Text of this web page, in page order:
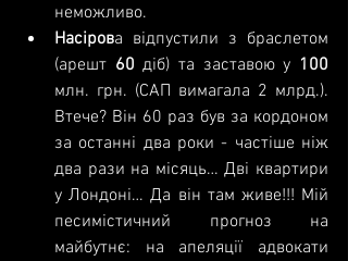
неможливо.
Насірова відпустили з браслетом
(арешт 60 діб) та заставою у
млн. грн. (САП вимагала 2 млрд.).
Втече? Він 60 раз був за кордоном
за останні два роки - частіше ніж
два рази на місяць… Дві квартири
у Лондоні… Да він там живе!!! Мій
песимістичний прогноз на
майбутнє: на апеляції адвокати